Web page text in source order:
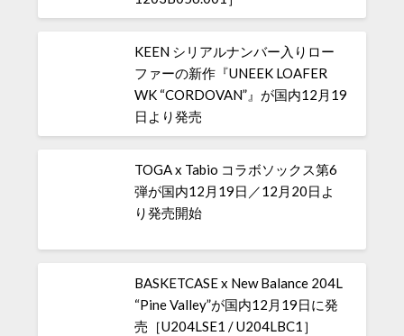
KEEN シリアルナンバー入りロー
ファーの新作『UNEEK LOAFER
WK “CORDOVAN”』が国内12月19
日より発売
TOGA x Tabio コラボソックス第6
弾が国内12月19日／12月20日よ
り発売開始
BASKETCASE x New Balance 204L
“Pine Valley”が国内12月19日に発
売［U204LSE1 / U204LBC1］